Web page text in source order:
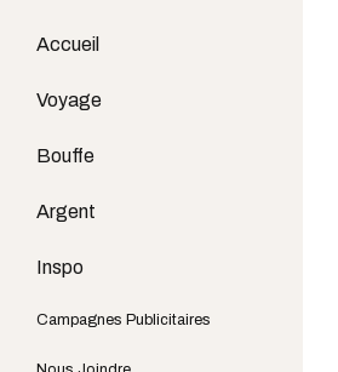
Accueil
Voyage
Bouffe
Argent
Inspo
Campagnes Publicitaires